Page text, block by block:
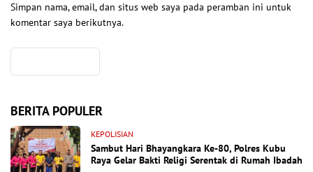
Simpan nama, email, dan situs web saya pada peramban ini untuk
komentar saya berikutnya.
BERITA POPULER
KEPOLISIAN
Sambut Hari Bhayangkara Ke-80, Polres Kubu
Raya Gelar Bakti Religi Serentak di Rumah Ibadah